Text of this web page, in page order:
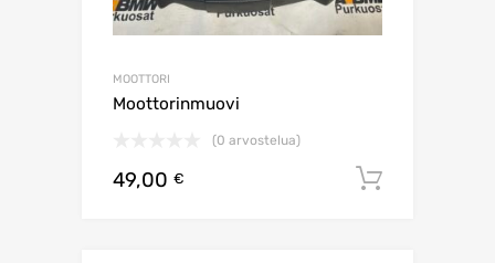
MOOTTORI
Moottorinmuovi
(0 arvostelua)
49,00 €